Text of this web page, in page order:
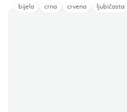
bijela crna crvena ljubičasta